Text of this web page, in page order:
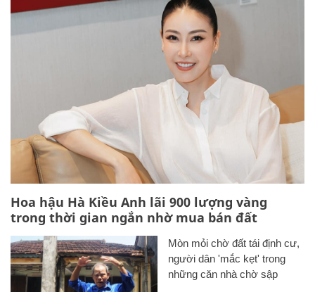
Hoa hậu Hà Kiều Anh lãi 900 lượng vàng
trong thời gian ngắn nhờ mua bán đất
Mòn mỏi chờ đất tái định cư,
người dân 'mắc kẹt' trong
những căn nhà chờ sập